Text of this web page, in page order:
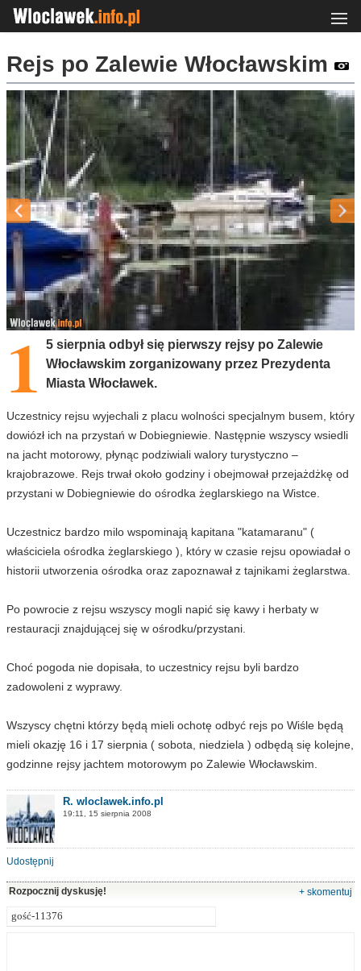
Rejs po Zalewie Włocławskim
1
5 sierpnia odbył się pierwszy rejsy po Zalewie
Włocławskim zorganizowany przez Prezydenta
Miasta Włocławek.
Uczestnicy rejsu wyjechali z placu wolności specjalnym busem, który
dowiózł ich na przystań w Dobiegniewie. Następnie wszyscy wsiedli
na jacht motorowy, płynąc podziwiali walory turystyczno –
krajobrazowe. Rejs trwał około godziny i obejmował przejażdżkę od
przystani w Dobiegniewie do ośrodka żeglarskiego na Wistce.
Uczestnicz bardzo milo wspominają kapitana "katamaranu" (
właściciela ośrodka żeglarskiego ), który w czasie rejsu opowiadał o
historii utworzenia ośrodka oraz zapoznawał z tajnikami żeglarstwa.
Po powrocie z rejsu wszyscy mogli napić się kawy i herbaty w
restauracji znajdującej się w ośrodku/przystani.
Choć pogoda nie dopisała, to uczestnicy rejsu byli bardzo
zadowoleni z wyprawy.
Wszyscy chętni którzy będą mieli ochotę odbyć rejs po Wiśle będą
mieli okazję 16 i 17 sierpnia ( sobota, niedziela ) odbędą się kolejne,
godzinne rejsy jachtem motorowym po Zalewie Włocławskim.
R. wloclawek.info.pl
19:11, 15 sierpnia 2008
Udostępnij
Rozpocznij dyskusję! + skomentuj